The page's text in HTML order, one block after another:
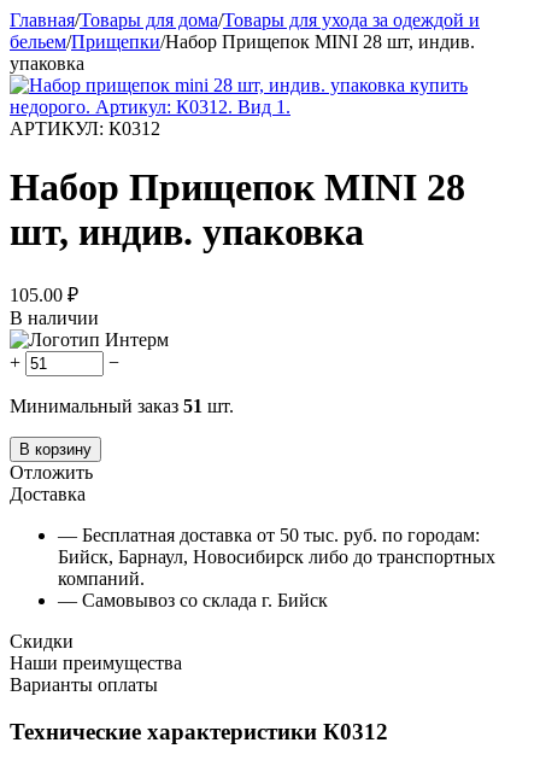
Главная/Товары для дома/Товары для ухода за одеждой и
бельем/Прищепки/Набор Прищепок MINI 28 шт, индив.
упаковка
АРТИКУЛ: К0312
Набор Прищепок MINI 28
шт, индив. упаковка
105.00 ₽
В наличии
+ −
Минимальный заказ 51 шт.
В корзину
Отложить
Доставка
— Бесплатная доставка от 50 тыс. руб. по городам:
Бийск, Барнаул, Новосибирск либо до транспортных
компаний.
— Самовывоз со склада г. Бийск
Скидки
Наши преимущества
Варианты оплаты
Технические характеристики К0312